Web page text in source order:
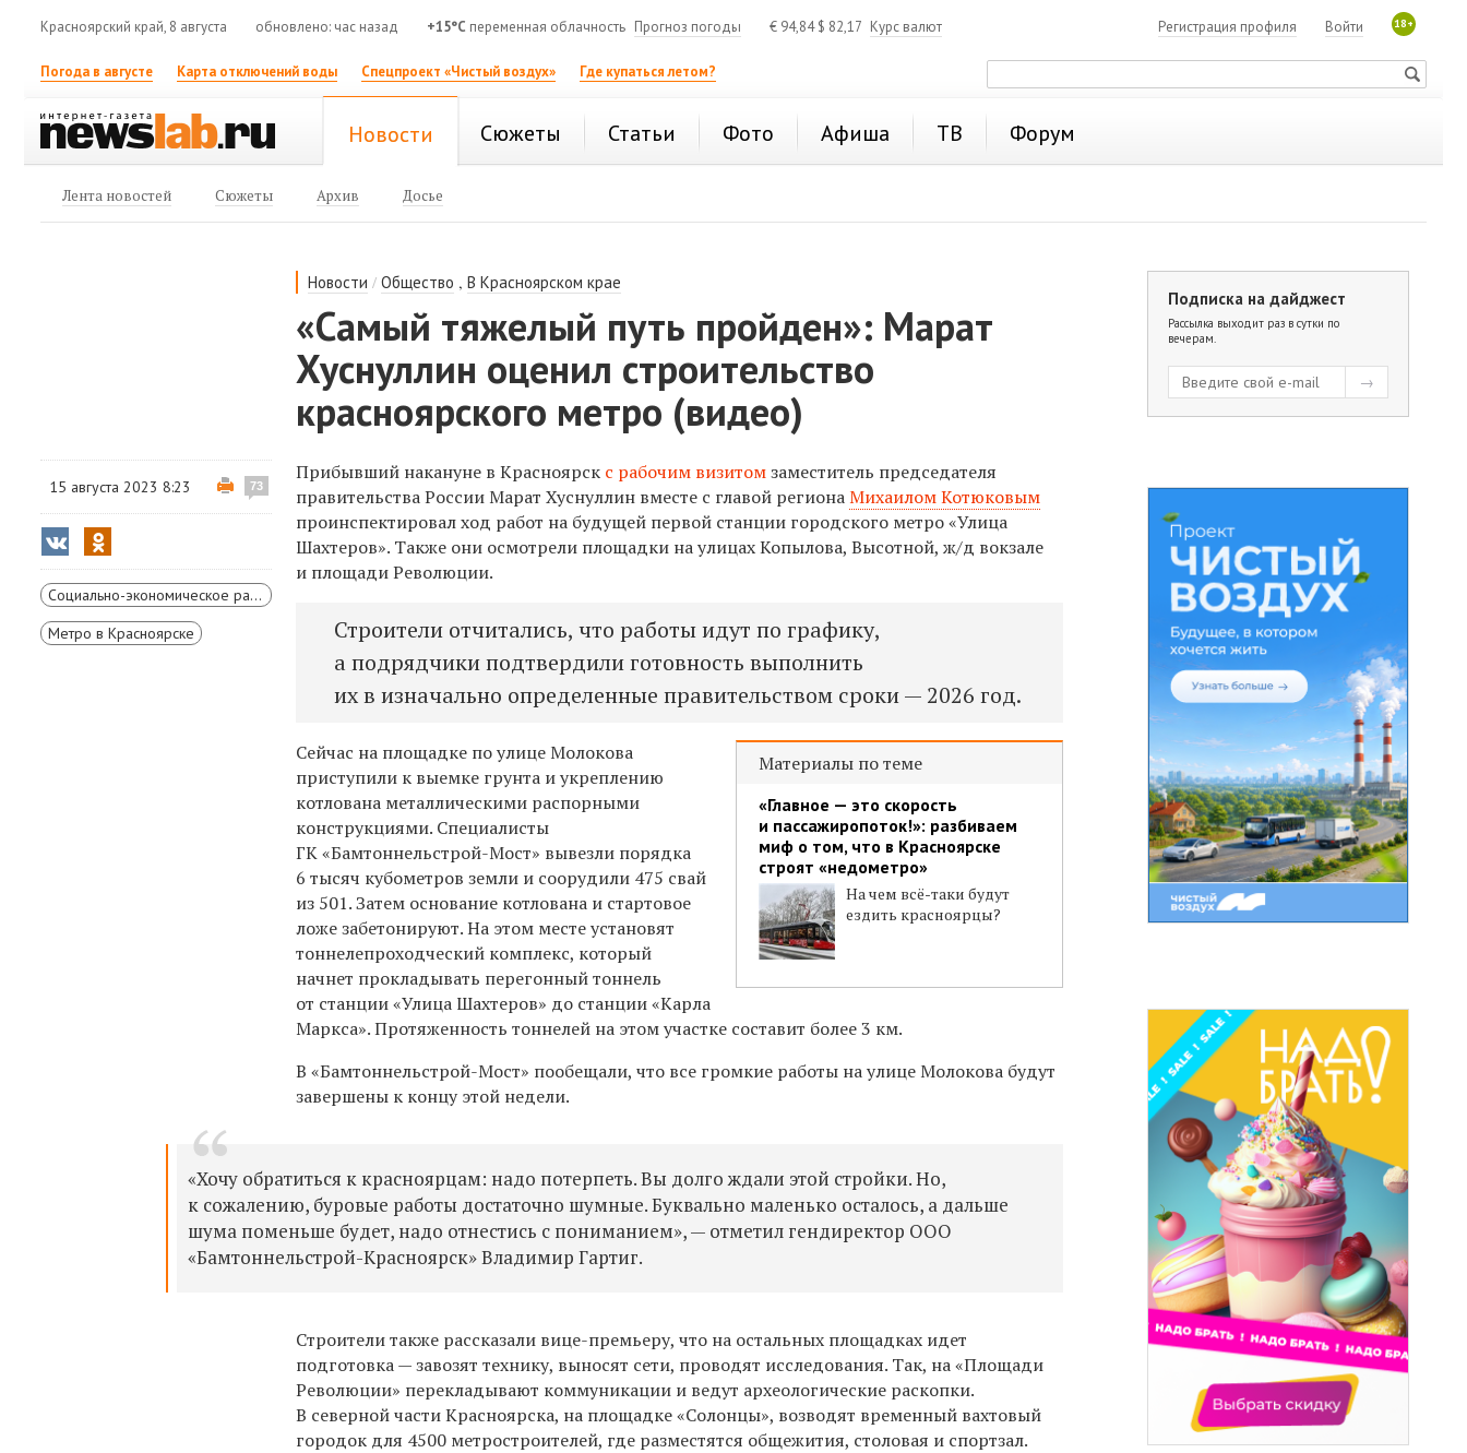
Красноярский край, 8 августа обновлено: час назад +15°C переменная облачность Прогноз погоды € 94,84$ 82,17 Курс валют 18+
Войти
Регистрация профиля
Погода в августе Карта отключений воды Спецпроект «Чистый воздух» Где купаться летом?
Новости Сюжеты Статьи Фото Афиша ТВ Форум
Лента новостей Сюжеты Архив Досье
Новости /Общество ,В Красноярском крае
«Самый тяжелый путь пройден»: Марат
Хуснуллин оценил строительство
красноярского метро (видео)
15 августа 2023 8:23 73
Социально-экономическое развитие Красноярского края
Метро в Красноярске
Прибывший накануне вКрасноярск с рабочим визитомзаместитель председателя
правительства России Марат Хуснуллин вместе с главой регионаМихаилом Котюковым
проинспектировал ход работ на будущей первой станции городского метро «Улица
Шахтеров». Также они осмотрели площадки на улицах Копылова, Высотной, ж/д вокзале
и площади Революции.
Строители отчитались, что работы идут по графику,
а подрядчики подтвердили готовность выполнить
их в изначально определенные правительством сроки — 2026 год.
Материалы по теме
«Главное — это скорость
и пассажиропоток!»: разбиваем
миф о том, что в Красноярске
строят «недометро»
На чем всё-таки будут
ездить красноярцы?
Сейчас на площадке поулицеМолокова
приступили к выемке грунта и укреплению
котлована металлическими распорными
конструкциями. Специалисты
ГК «Бамтоннельстрой-Мост» вывезли порядка
6 тысяч кубометров земли и соорудили 475 свай
из 501. Затем основание котлована и стартовое
ложе забетонируют. На этом месте установят
тоннелепроходческий комплекс, который
начнет прокладывать перегонный тоннель
от станции «Улица Шахтеров» до станции «Карла
Маркса». Протяженность тоннелей на этом участке составит более 3 км.
В «Бамтоннельстрой-Мост» пообещали, что все громкие работы на улице Молокова будут
завершены к концу этой недели.
«Хочу обратиться к красноярцам: надо потерпеть.Вы долго ждали этой стройки. Но,
к сожалению, буровые работы достаточно шумные. Буквально маленько осталось, а дальше
шума поменьше будет, надо отнестись с пониманием», — отметил гендиректор ООО
«Бамтоннельстрой-Красноярск» Владимир Гартиг.
Строители также рассказали вице-премьеру, что на остальных площадках идет
подготовка — завозят технику, выносят сети, проводят исследования. Так, на «Площади
Революции» перекладывают коммуникации и ведут археологические раскопки.
В северной части Красноярска, на площадке «Солонцы», возводят временный вахтовый
городок для 4500 метростроителей, где разместятся общежития, столовая и спортзал.
Подписка на дайджест
Рассылка выходит раз в сутки по
вечерам.